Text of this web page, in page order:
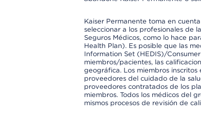
Kaiser Permanente toma en
seleccionar a los profesionales de
Seguros Médicos, como lo hace
Health Plan). Es posible que las
Information Set (HEDIS)/
miembros/pacientes, las
geográfica. Los miembros inscritos
proveedores del cuidado de la
proveedores contratados de los
miembros. Todos los médicos del
mismos procesos de revisión de